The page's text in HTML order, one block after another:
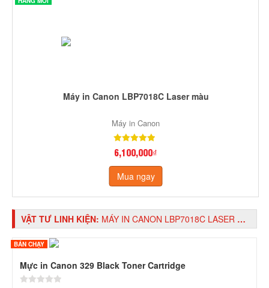
Máy in Canon LBP7018C Laser màu
Máy in Canon
6,100,000₫
Mua ngay
VẬT TƯ LINH KIỆN: MÁY IN CANON LBP7018C LASER MÀU
BÁN CHẠY
Mực in Canon 329 Black Toner Cartridge